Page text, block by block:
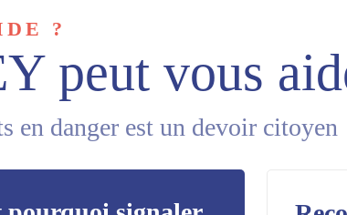
?
peut vous
en danger est un devoir citoyen